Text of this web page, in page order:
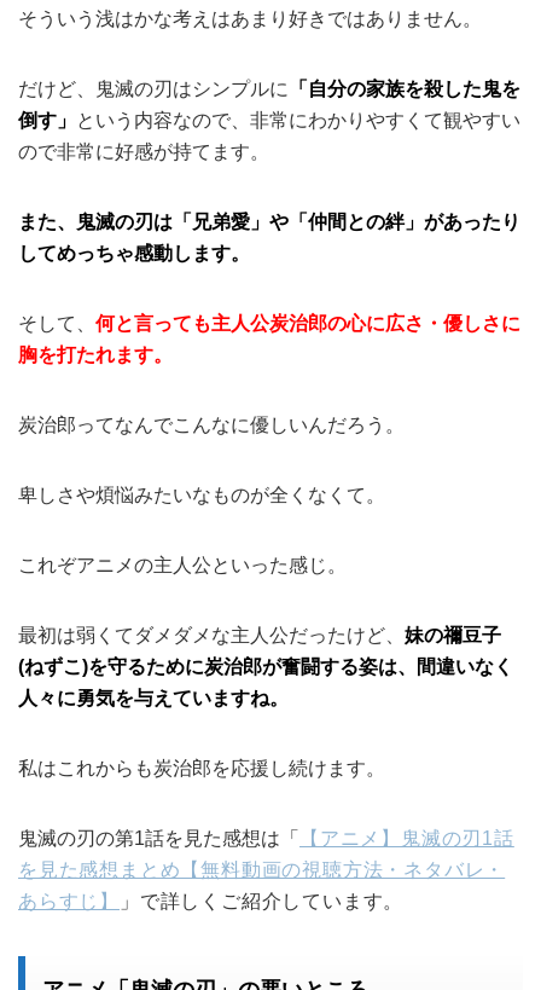
そういう浅はかな考えはあまり好きではありません。
だけど、鬼滅の刃はシンプルに
「自分の家族を殺した鬼を
倒す」 という内容なので、非常にわかりやすくて観やすい
ので非常に好感が持てます。
また、
鬼滅の刃は「兄弟愛」や「仲間との絆」があったり
してめっちゃ感動します。
そして、 何と言っても主人公炭治郎の心に広さ・優しさに
胸を打たれます。
炭治郎ってなんでこんなに優しいんだろう。
卑しさや煩悩みたいなものが全くなくて。
これぞアニメの主人公といった感じ。
最初は弱くてダメダメな主人公だったけど、 妹の禰豆子
(ねずこ)を守るために炭治郎が奮闘する姿は、間違いなく
人々に勇気を与えていますね。
私はこれからも炭治郎を応援し続けます。
鬼滅の刃の第1話を見た感想は「
【アニメ】鬼滅の刃1話
を見た感想まとめ【無料動画の視聴方法・ネタバレ・
あらすじ】
」で詳しくご紹介しています。